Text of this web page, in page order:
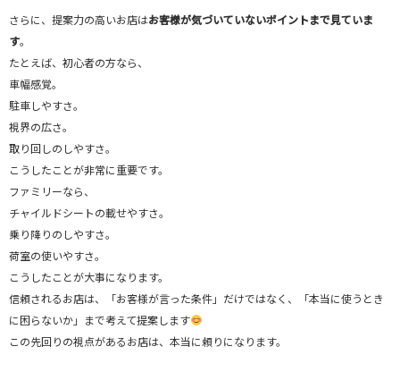
さらに、提案力の高いお店はお客様が気づいていないポイントまで見ていま
す。
たとえば、初心者の方なら、
車幅感覚。
駐車しやすさ。
視界の広さ。
取り回しのしやすさ。
こうしたことが非常に重要です。
ファミリーなら、
チャイルドシートの載せやすさ。
乗り降りのしやすさ。
荷室の使いやすさ。
こうしたことが大事になります。
信頼されるお店は、「お客様が言った条件」だけではなく、「本当に使うとき
に困らないか」まで考えて提案します
この先回りの視点があるお店は、本当に頼りになります。